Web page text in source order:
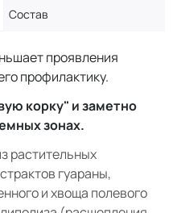
Состав
проявления
профилактику.
корку" и заметно
зонах.
растительных
гуараны,
и хвоща полевого